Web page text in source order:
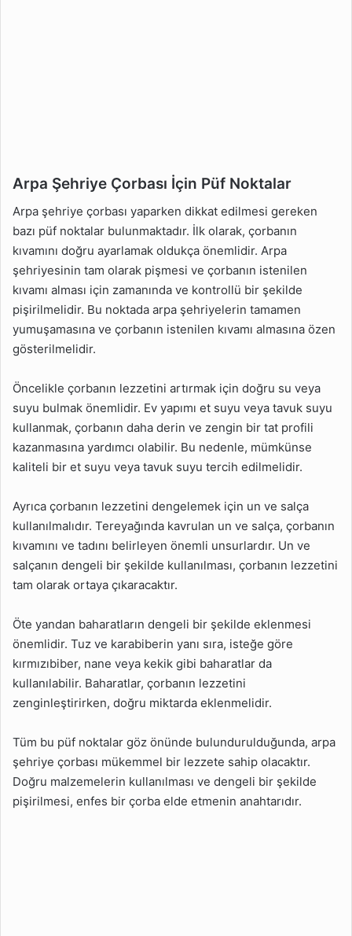
Arpa Şehriye Çorbası İçin Püf Noktalar
Arpa şehriye çorbası yaparken dikkat edilmesi gereken
bazı püf noktalar bulunmaktadır. İlk olarak, çorbanın
kıvamını doğru ayarlamak oldukça önemlidir. Arpa
şehriyesinin tam olarak pişmesi ve çorbanın istenilen
kıvamı alması için zamanında ve kontrollü bir şekilde
pişirilmelidir. Bu noktada arpa şehriyelerin tamamen
yumuşamasına ve çorbanın istenilen kıvamı almasına özen
gösterilmelidir.
Öncelikle çorbanın lezzetini artırmak için doğru su veya
suyu bulmak önemlidir. Ev yapımı et suyu veya tavuk suyu
kullanmak, çorbanın daha derin ve zengin bir tat profili
kazanmasına yardımcı olabilir. Bu nedenle, mümkünse
kaliteli bir et suyu veya tavuk suyu tercih edilmelidir.
Ayrıca çorbanın lezzetini dengelemek için un ve salça
kullanılmalıdır. Tereyağında kavrulan un ve salça, çorbanın
kıvamını ve tadını belirleyen önemli unsurlardır. Un ve
salçanın dengeli bir şekilde kullanılması, çorbanın lezzetini
tam olarak ortaya çıkaracaktır.
Öte yandan baharatların dengeli bir şekilde eklenmesi
önemlidir. Tuz ve karabiberin yanı sıra, isteğe göre
kırmızıbiber, nane veya kekik gibi baharatlar da
kullanılabilir. Baharatlar, çorbanın lezzetini
zenginleştirirken, doğru miktarda eklenmelidir.
Tüm bu püf noktalar göz önünde bulundurulduğunda, arpa
şehriye çorbası mükemmel bir lezzete sahip olacaktır.
Doğru malzemelerin kullanılması ve dengeli bir şekilde
pişirilmesi, enfes bir çorba elde etmenin anahtarıdır.